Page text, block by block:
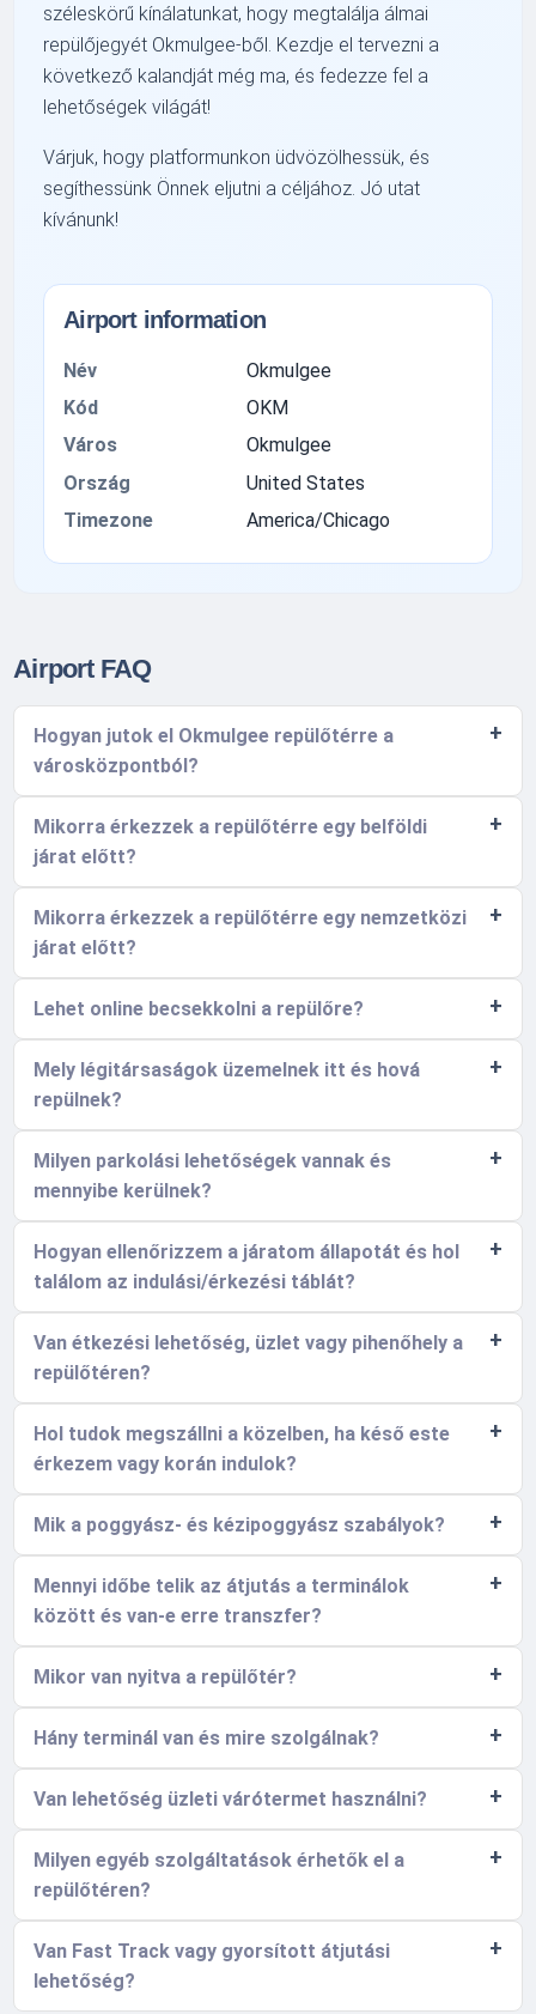
széleskörű kínálatunkat, hogy megtalálja álmai
repülőjegyét Okmulgee-ből. Kezdje el tervezni a
következő kalandját még ma, és fedezze fel a
lehetőségek világát!
Várjuk, hogy platformunkon üdvözölhessük, és
segíthessünk Önnek eljutni a céljához. Jó utat
kívánunk!
Airport information
Név
Okmulgee
Kód
OKM
Város
Okmulgee
Ország
United States
Timezone
America/Chicago
Airport FAQ
Hogyan jutok el Okmulgee repülőtérre a
városközpontból?
Mikorra érkezzek a repülőtérre egy belföldi
járat előtt?
Mikorra érkezzek a repülőtérre egy nemzetközi
járat előtt?
Lehet online becsekkolni a repülőre?
Mely légitársaságok üzemelnek itt és hová
repülnek?
Milyen parkolási lehetőségek vannak és
mennyibe kerülnek?
Hogyan ellenőrizzem a járatom állapotát és hol
találom az indulási/érkezési táblát?
Van étkezési lehetőség, üzlet vagy pihenőhely a
repülőtéren?
Hol tudok megszállni a közelben, ha késő este
érkezem vagy korán indulok?
Mik a poggyász- és kézipoggyász szabályok?
Mennyi időbe telik az átjutás a terminálok
között és van-e erre transzfer?
Mikor van nyitva a repülőtér?
Hány terminál van és mire szolgálnak?
Van lehetőség üzleti várótermet használni?
Milyen egyéb szolgáltatások érhetők el a
repülőtéren?
Van Fast Track vagy gyorsított átjutási
lehetőség?